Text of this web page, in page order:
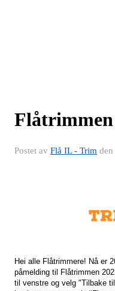
Flåtrimmen
Postet av Flå IL - Trim den
Hei alle Flåtrimmere! Nå er
påmelding til Flåtrimmen
til venstre og velg "Tilbake